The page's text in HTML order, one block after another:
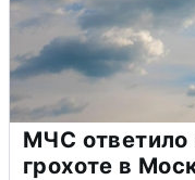
МЧС ответило
грохоте в